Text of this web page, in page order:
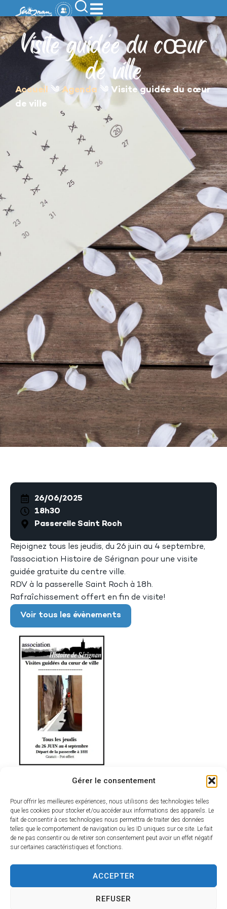
Gérer le consentement
Pour offrir les meilleures expériences, nous utilisons des technologies telles
que les cookies pour stocker et/ou accéder aux informations des appareils. Le
fait de consentir à ces technologies nous permettra de traiter des données
telles que le comportement de navigation ou les ID uniques sur ce site. Le fait
de ne pas consentir ou de retirer son consentement peut avoir un effet négatif
sur certaines caractéristiques et fonctions.
ACCEPTER
REFUSER
principal
Visite guidée du cœur
de ville
Accueil ༄Agenda ༄ Visite guidée du cœur
de ville
26/06/2025
18h30
Passerelle Saint Roch
Rejoignez tous les jeudis, du 26 juin au 4 septembre,
l'association Histoire de Sérignan pour une visite
guidée gratuite du centre ville.
RDV à la passerelle Saint Roch à 18h.
Rafraîchissement offert en fin de visite!
Voir tous les évènements